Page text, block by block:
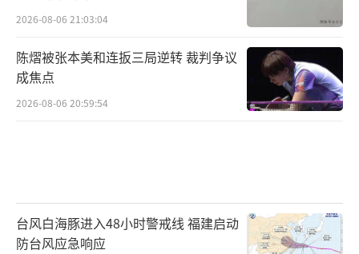
2026-08-06 21:03:04
陈熠被张本美和连扳三局逆转 裁判争议
成焦点
2026-08-06 20:59:54
台风白海豚进入48小时警戒线 福建启动
防台风应急响应